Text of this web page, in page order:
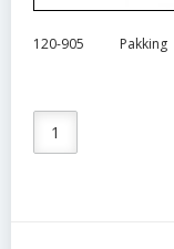
120-905 Pakking